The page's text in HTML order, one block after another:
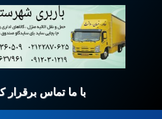
رفتن
با ما تماس برقرار